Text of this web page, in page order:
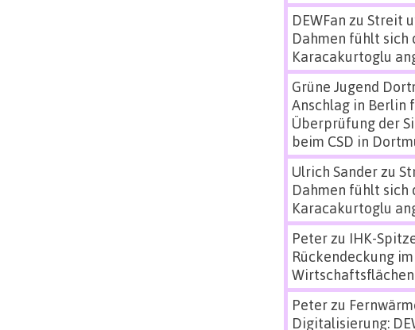
DEWFan zu Streit
Dahmen fühlt sich
Karacakurtoglu
Grüne Jugend
Anschlag in Berlin
Überprüfung der
beim CSD in
Ulrich Sanderzu
Dahmen fühlt sich
Karacakurtoglu
Peterzu IHK-
Rückendeckung
Peterzu
Digitalisierung: